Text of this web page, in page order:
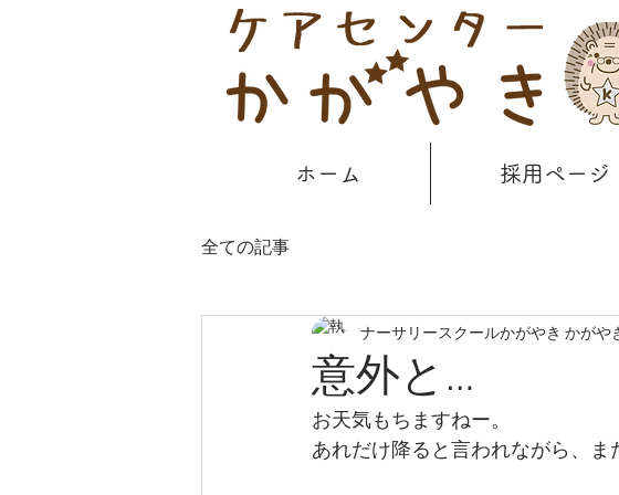
ホーム 採用ページ
全ての記事
意外と…
ナーサリースクールかがやき かがや
お天気もちますねー。
あれだけ降ると言われながら、ま